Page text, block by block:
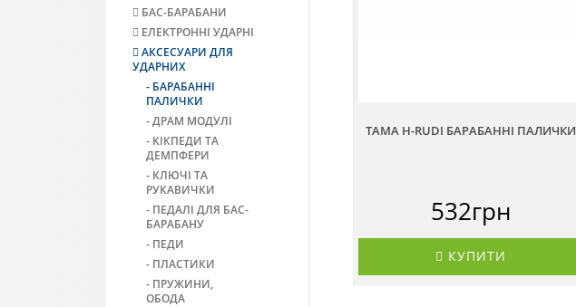
БАС-БАРАБАНИ
ЕЛЕКТРОННІ УДАРНІ
АКСЕСУАРИ ДЛЯ
УДАРНИХ
- БАРАБАННІ
ПАЛИЧКИ
- ДРАМ МОДУЛІ
- КІКПЕДИ ТА
ДЕМПФЕРИ
- КЛЮЧІ ТА
РУКАВИЧКИ
- ПЕДАЛІ ДЛЯ БАС-
БАРАБАНУ
- ПЕДИ
- ПЛАСТИКИ
- ПРУЖИНИ,
ОБОДА
TAMA H-RUDI БАРАБАННІ ПАЛИЧКИ
532грн
КУПИТИ